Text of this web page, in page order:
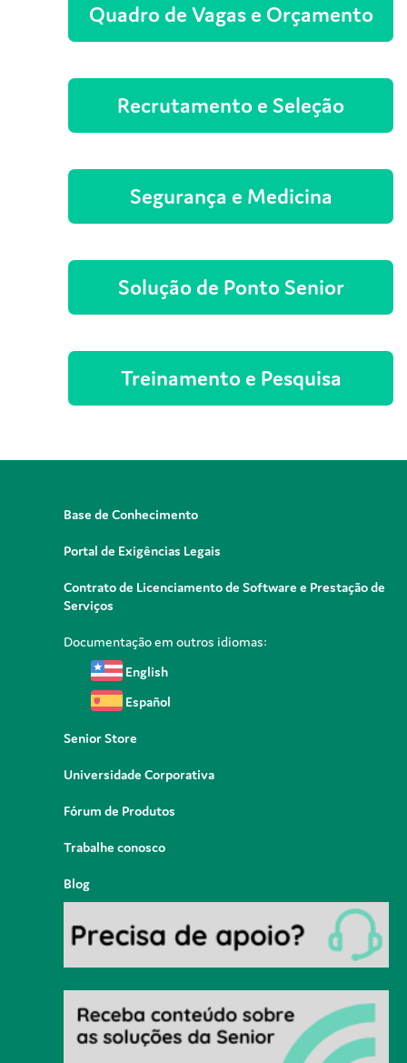
Quadro de Vagas e Orçamento
Recrutamento e Seleção
Segurança e Medicina
Solução de Ponto Senior
Treinamento e Pesquisa
Base de Conhecimento
Portal de Exigências Legais
Contrato de Licenciamento de Software e Prestação de
Serviços
Documentação em outros idiomas:
English
Español
Senior Store
Universidade Corporativa
Fórum de Produtos
Trabalhe conosco
Blog